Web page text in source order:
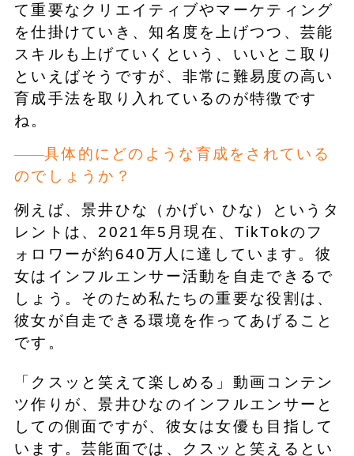
て重要なクリエイティブやマーケティング
を仕掛けていき、知名度を上げつつ、芸能
スキルも上げていくという、いいとこ取り
といえばそうですが、非常に難易度の高い
育成手法を取り入れているのが特徴です
ね。
具体的にどのような育成をされている
のでしょうか？
例えば、景井ひな（かげい ひな）というタ
レントは、2021年5月現在、TikTokのフ
ォロワーが約640万人に達しています。彼
女はインフルエンサー活動を自走できるで
しょう。そのため私たちの重要な役割は、
彼女が自走できる環境を作ってあげること
です。
「クスッと笑えて楽しめる」動画コンテン
ツ作りが、景井ひなのインフルエンサーと
しての側面ですが、彼女は女優も目指して
います。芸能面では、クスッと笑えるとい